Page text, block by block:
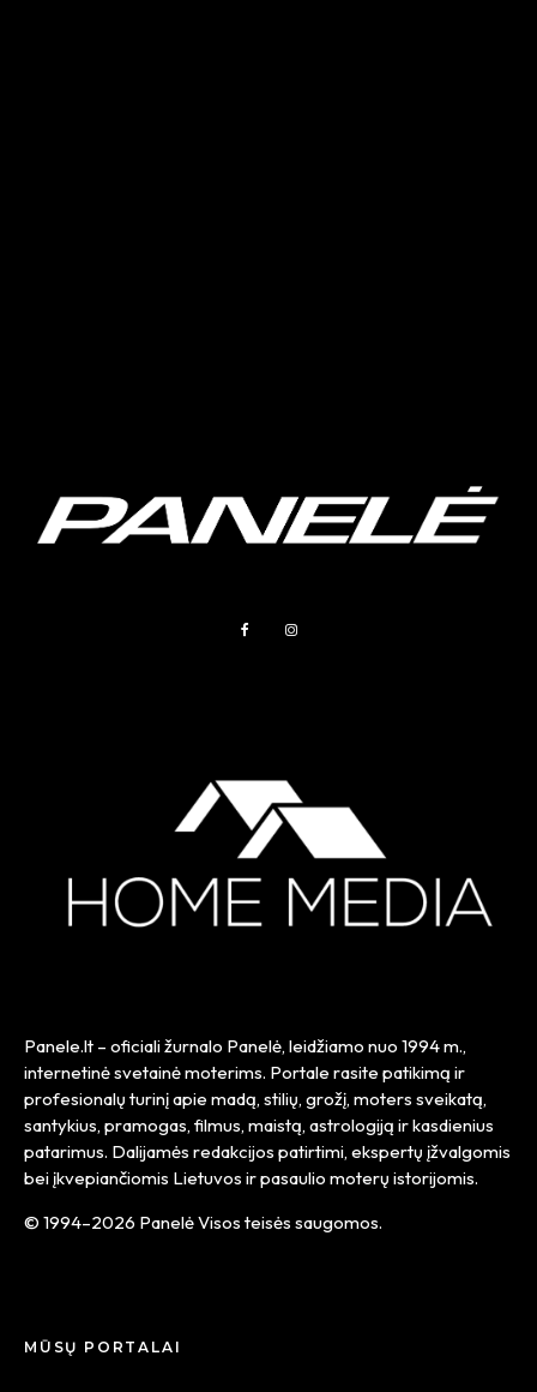
Panele.lt – oficiali žurnalo Panelė, leidžiamo nuo 1994 m.,
internetinė svetainė moterims. Portale rasite patikimą ir
profesionalų turinį apie madą, stilių, grožį, moters sveikatą,
santykius, pramogas, filmus, maistą, astrologiją ir kasdienius
patarimus. Dalijamės redakcijos patirtimi, ekspertų įžvalgomis
bei įkvepiančiomis Lietuvos ir pasaulio moterų istorijomis.
© 1994–2026 Panelė Visos teisės saugomos.
MŪSŲ PORTALAI